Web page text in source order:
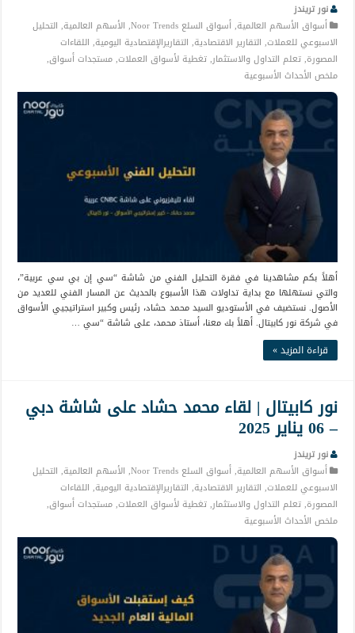
نور تريندز
أسواق الأسهم العالمية,أسواق السلع Noor Trends , الأسهم العالمية, التحليل
الاسبوعي للعملات, التقارير الاقتصادية, التقاريرالإقتصادية اليومية, اللقاءات
المصورة,تعلم التداول والاستثمار,تغطية لأسواق العملات,مستجدات أسواق,
ملخص الأحداث الأسبوعية
أهلاً بكم مشاهدينا في فقرة التحليل الفني من شاشة “سي إن بي سي عربية”،
والتي نستهلها مع بداية تداولات هذا الأسبوع بالحديث عن المسار الفني للعديد من
الأصول. نستضيف في الأستوديو السيد محمد حشاد، رئيس وكبير استراتيجيي الأسواق
في شركة نور كابيتال. أهلاً بك معنا، أستاذ محمد، على شاشة “سي …
قراءة المزيد »
نور كابيتال | لقاء محمد حشاد على شاشة دبي
– 06 يناير 2025
نور تريندز
أسواق الأسهم العالمية,أسواق السلع Noor Trends , الأسهم العالمية, التحليل
الاسبوعي للعملات, التقارير الاقتصادية, التقاريرالإقتصادية اليومية, اللقاءات
المصورة,تعلم التداول والاستثمار,تغطية لأسواق العملات,مستجدات أسواق,
ملخص الأحداث الأسبوعية